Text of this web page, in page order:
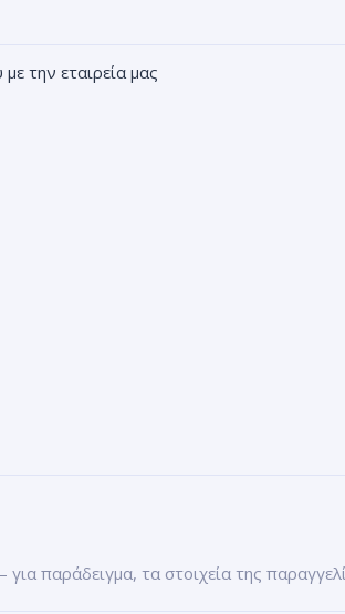
την εταιρεία μας
για παράδειγμα, τα στοιχεία της